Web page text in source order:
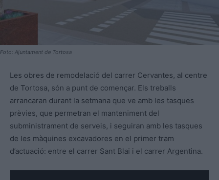
Foto: Ajuntament de Tortosa
Les obres de remodelació del carrer Cervantes, al centre
de Tortosa, són a punt de començar. Els treballs
arrancaran durant la setmana que ve amb les tasques
prèvies, que permetran el manteniment del
subministrament de serveis, i seguiran amb les tasques
de les màquines excavadores en el primer tram
d’actuació: entre el carrer Sant Blai i el carrer Argentina.